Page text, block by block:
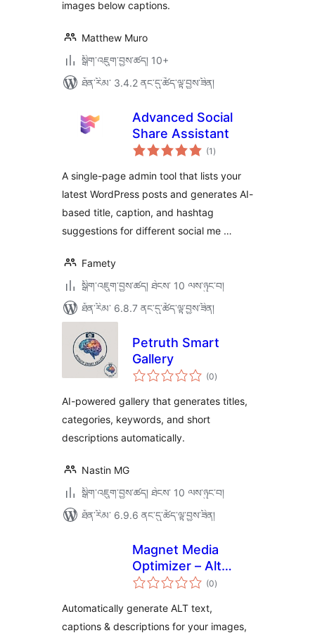
images below captions.
Matthew Muro
སྒྲིག་འཇུག་བྱས་ཚད། 10+
ཐོན་རིམ་ 3.4.2 ནང་དུ་ཚོད་ལྟ་བྱས་ཟིན།
Advanced Social
Share Assistant
(1 གདེང་
འཇོག་
ཚང་།
)
A single-page admin tool that lists your
latest WordPress posts and generates AI-
based title, caption, and hashtag
suggestions for different social me …
Famety
སྒྲིག་འཇུག་བྱས་ཚད། ཐེངས་ 10 ལས་ཉུང་བ།
ཐོན་རིམ་ 6.8.7 ནང་དུ་ཚོད་ལྟ་བྱས་ཟིན།
Petruth Smart
Gallery
(0གདེང་
འཇོག་
ཚང་།
)
AI-powered gallery that generates titles,
categories, keywords, and short
descriptions automatically.
Nastin MG
སྒྲིག་འཇུག་བྱས་ཚད། ཐེངས་ 10 ལས་ཉུང་བ།
ཐོན་རིམ་ 6.9.6 ནང་དུ་ཚོད་ལྟ་བྱས་ཟིན།
Magnet Media
Optimizer – Alt
Text, Captions,
Convert to WebP
(0གདེང་
འཇོག་
)
Automatically generate ALT text,
captions & descriptions for your images,